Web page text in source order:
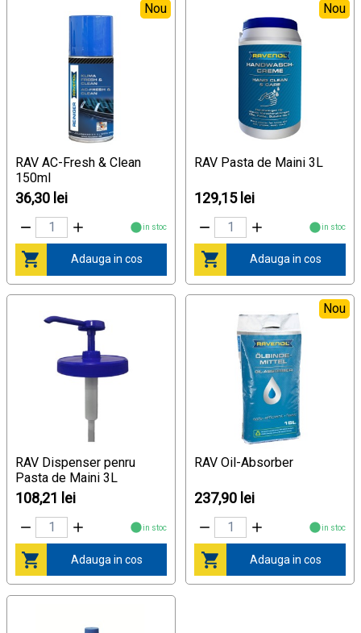
Nou
RAV AC-Fresh & Clean
150ml
36,30 lei
in stoc
Adauga in cos
Nou
RAV Pasta de Maini 3L
129,15 lei
in stoc
Adauga in cos
RAV Dispenser penru
Pasta de Maini 3L
108,21 lei
in stoc
Adauga in cos
Nou
RAV Oil-Absorber
237,90 lei
in stoc
Adauga in cos